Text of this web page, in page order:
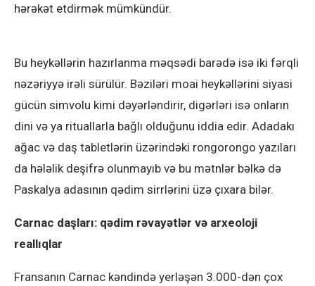
hərəkət etdirmək mümkündür.
Bu heykəllərin hazırlanma məqsədi barədə isə iki fərqli
nəzəriyyə irəli sürülür. Bəziləri moai heykəllərini siyasi
gücün simvolu kimi dəyərləndirir, digərləri isə onların
dini və ya rituallarla bağlı olduğunu iddia edir. Adadakı
ağac və daş tabletlərin üzərindəki rongorongo yazıları
da hələlik deşifrə olunmayıb və bu mətnlər bəlkə də
Paskalya adasının qədim sirrlərini üzə çıxara bilər.
Carnac daşları: qədim rəvayətlər və arxeoloji
reallıqlar
Fransanın Carnac kəndində yerləşən 3.000-dən çox